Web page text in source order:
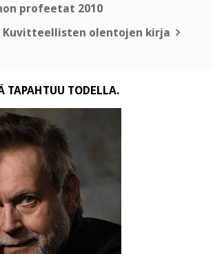
profeetat 2010
Kuvitteellisten olentojen kirja
TAPAHTUU TODELLA.